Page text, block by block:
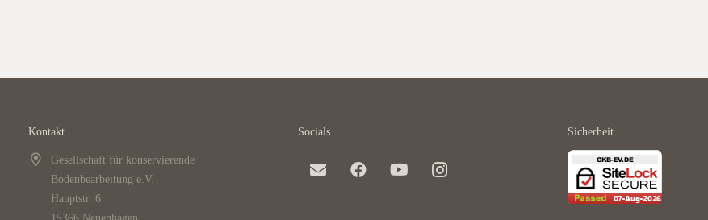
Kontakt
Gesellschaft für konservierende
Bodenbearbeitung e.V.
Hauptstr. 6
Socials Sicherheit